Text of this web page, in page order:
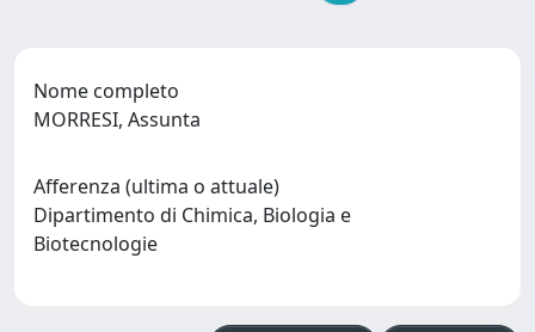
Nome completo
MORRESI, Assunta
Afferenza (ultima o attuale)
Dipartimento di Chimica, Biologia e
Biotecnologie